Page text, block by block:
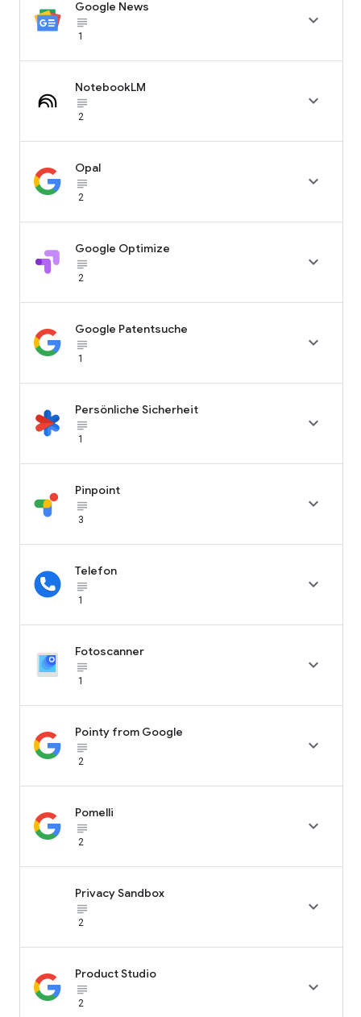
Google News
subject_black
1

NotebookLM
subject_black
2

Opal
subject_black
2

Google Optimize
subject_black
2

Google Patentsuche
subject_black
1

Persönliche Sicherheit
subject_black
1

Pinpoint
subject_black
3

Telefon
subject_black
1

Fotoscanner
subject_black
1

Pointy from Google
subject_black
2

Pomelli
subject_black
2

Privacy Sandbox
subject_black
2

Product Studio
subject_black
2
